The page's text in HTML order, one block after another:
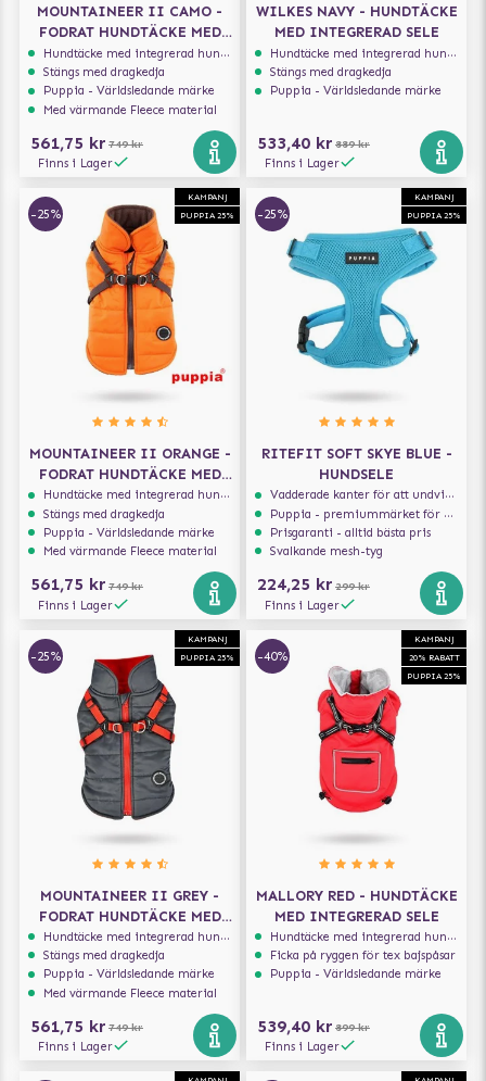
MOUNTAINEER II CAMO -
FODRAT HUNDTÄCKE MED
INTEGRERAD SELE
Hundtäcke med integrerad hundsele
Stängs med dragkedja
Puppia - Världsledande märke
Med värmande Fleece material
561,75 kr 749 kr
Finns i Lager
WILKES NAVY - HUNDTÄCKE
MED INTEGRERAD SELE
Hundtäcke med integrerad hundsele
Stängs med dragkedja
Puppia - Världsledande märke
533,40 kr 889 kr
Finns i Lager
KAMPANJ
PUPPIA 25%
-25%
MOUNTAINEER II ORANGE -
FODRAT HUNDTÄCKE MED
INTEGRERAD SELE
Hundtäcke med integrerad hundsele
Stängs med dragkedja
Puppia - Världsledande märke
Med värmande Fleece material
561,75 kr 749 kr
Finns i Lager
KAMPANJ
PUPPIA 25%
-25%
RITEFIT SOFT SKYE BLUE -
HUNDSELE
Vadderade kanter för att undvika skav
Puppia - premiummärket för hundselar
Prisgaranti - alltid bästa pris
Svalkande mesh-tyg
224,25 kr 299 kr
Finns i Lager
KAMPANJ
PUPPIA 25%
-25%
MOUNTAINEER II GREY -
FODRAT HUNDTÄCKE MED
INTEGRERAD SELE
Hundtäcke med integrerad hundsele
Stängs med dragkedja
Puppia - Världsledande märke
Med värmande Fleece material
561,75 kr 749 kr
Finns i Lager
KAMPANJ
20% RABATT
PUPPIA 25%
-40%
MALLORY RED - HUNDTÄCKE
MED INTEGRERAD SELE
Hundtäcke med integrerad hundsele
Ficka på ryggen för tex bajspåsar
Puppia - Världsledande märke
539,40 kr 899 kr
Finns i Lager